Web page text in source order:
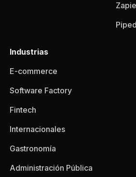
Industrias
E-commerce
Software Factory
Fintech
Internacionales
Gastronomía
Administración Pública